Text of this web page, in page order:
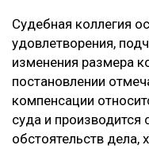
Судебная коллегия
удовлетворения,
изменения размера
постановлении
компенсации
суда и производится
обстоятельств дела,